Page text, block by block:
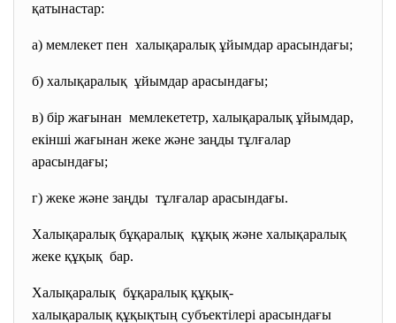
қатынастар:
а) мемлекет пен халықаралық ұйымдар арасындағы;
б) халықаралық ұйымдар арасындағы;
в) бір жағынан мемлекететр, халықаралық ұйымдар,
екінші жағынан жеке және заңды тұлғалар
арасындағы;
г) жеке және заңды тұлғалар арасындағы.
Халықаралық бұқаралық құқық және халықаралық
жеке құқық бар.
Халықаралық бұқаралық құқық-
халықаралық құқықтың субъектілері арасындағы